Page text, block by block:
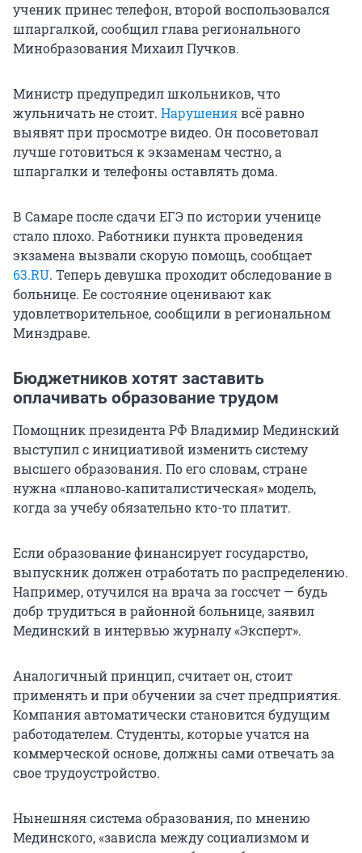
ученик принес телефон, второй воспользовался
шпаргалкой, сообщил глава регионального
Минобразования Михаил Пучков.
Министр предупредил школьников, что
жульничать не стоит. Нарушениявсё равно
выявят при просмотре видео. Он посоветовал
лучше готовиться к экзаменам честно, а
шпаргалки и телефоны оставлять дома.
В Самаре после сдачи ЕГЭ по истории ученице
стало плохо. Работники пункта проведения
экзамена вызвали скорую помощь, сообщает
63.RU. Теперь девушка проходит обследование в
больнице. Ее состояние оценивают как
удовлетворительное, сообщили в региональном
Минздраве.
Бюджетников хотят заставить
оплачивать образование трудом
Помощник президента РФ Владимир Мединский
выступил с инициативой изменить систему
высшего образования. По его словам, стране
нужна «планово‑капиталистическая» модель,
когда за учебу обязательно кто-то платит.
Если образование финансирует государство,
выпускник должен отработать по распределению.
Например, отучился на врача за госсчет — будь
добр трудиться в районной больнице, заявил
Мединский в интервью журналу «Эксперт».
Аналогичный принцип, считает он, стоит
применять и при обучении за счет предприятия.
Компания автоматически становится будущим
работодателем. Студенты, которые учатся на
коммерческой основе, должны сами отвечать за
свое трудоустройство.
Нынешняя система образования, по мнению
Мединского, «зависла между социализмом и